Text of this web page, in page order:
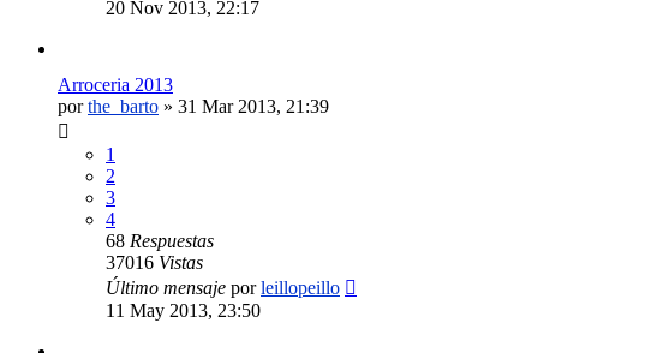
20 Nov 2013, 22:17
Arroceria 2013
porthe_barto » 31 Mar 2013, 21:39
1
2
3
4
68 Respuestas
37016 Vistas
Último mensaje porleillopeillo
11 May 2013, 23:50